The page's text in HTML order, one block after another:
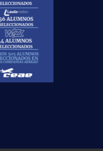
ACERCA DE NOSOTROS
Escuela Superior
enseñanza dedicada a los
Cabina de Pasajeros TCP,
Aeropuertos y Handling